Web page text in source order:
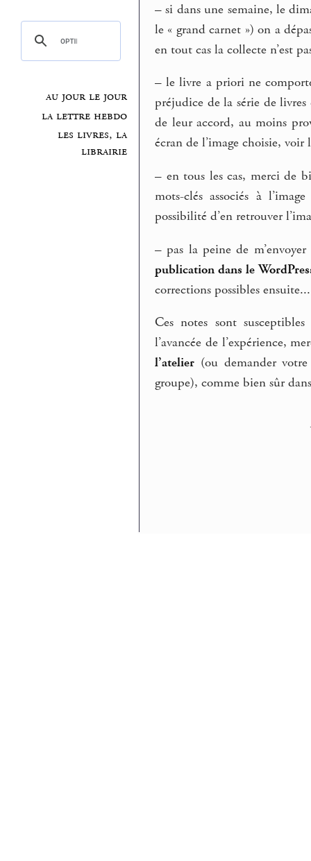
au jour le jour
la lettre hebdo
les livres, la
librairie
– si dans une semaine, le
le « grand carnet ») on a
en tout cas la collecte n’est
– le livre a priori ne
préjudice de la série de livres
de leur accord, au moins
écran de l’image choisie,
– en tous les cas, merci de
mots-clés associés à
possibilité d’en retrouver
– pas la peine de
publication dans le
corrections possibles ensuite...
Ces notes sont
l’avancée de l’expérience,
l’atelier (ou demander
groupe), comme bien sûr